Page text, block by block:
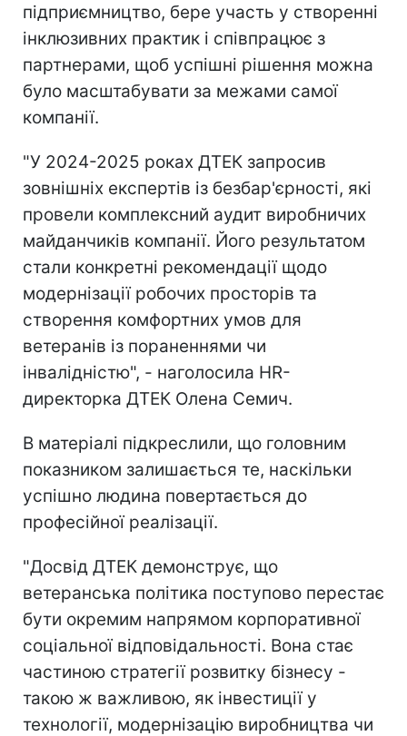
підприємництво, бере участь у створенні
інклюзивних практик і співпрацює з
партнерами, щоб успішні рішення можна
було масштабувати за межами самої
компанії.
"У 2024-2025 роках ДТЕК запросив
зовнішніх експертів із безбар'єрності, які
провели комплексний аудит виробничих
майданчиків компанії. Його результатом
стали конкретні рекомендації щодо
модернізації робочих просторів та
створення комфортних умов для
ветеранів із пораненнями чи
інвалідністю", - наголосила HR-
директорка ДТЕК Олена Семич.
В матеріалі підкреслили, що головним
показником залишається те, наскільки
успішно людина повертається до
професійної реалізації.
"Досвід ДТЕК демонструє, що
ветеранська політика поступово перестає
бути окремим напрямом корпоративної
соціальної відповідальності. Вона стає
частиною стратегії розвитку бізнесу -
такою ж важливою, як інвестиції у
технології, модернізацію виробництва чи